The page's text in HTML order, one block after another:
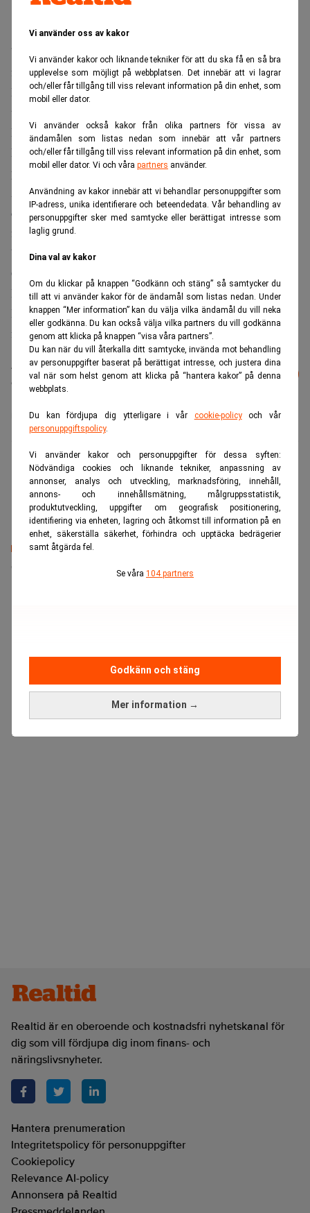
Vi använder oss av kakor
Vi använder kakor och liknande tekniker för att du ska få en så bra
upplevelse som möjligt på webbplatsen. Det innebär att vi lagrar
och/eller får tillgång till viss relevant information på din enhet, som
mobil eller dator.
Vi använder också kakor från olika partners för vissa av
ändamålen som listas nedan som innebär att vår partners
och/eller får tillgång till viss relevant information på din enhet, som
mobil eller dator. Vi och våra partners använder.
Användning av kakor innebär att vi behandlar personuppgifter som
IP-adress, unika identifierare och beteendedata. Vår behandling av
personuppgifter sker med samtycke eller berättigat intresse som
laglig grund.
Dina val av kakor
Om du klickar på knappen “Godkänn och stäng” så samtycker du
till att vi använder kakor för de ändamål som listas nedan. Under
knappen “Mer information” kan du välja vilka ändamål du vill neka
eller godkänna. Du kan också välja vilka partners du vill godkänna
genom att klicka på knappen “visa våra partners”.
Du kan när du vill återkalla ditt samtycke, invända mot behandling
av personuppgifter baserat på berättigat intresse, och justera dina
val när som helst genom att klicka på “hantera kakor” på denna
webbplats.
Du kan fördjupa dig ytterligare i vår cookie-policyoch vår
personuppgiftspolicy.
Vi använder kakor och personuppgifter för dessa syften:
Nödvändiga cookies och liknande tekniker, anpassning av
annonser, analys och utveckling, marknadsföring, innehåll,
annons- och innehållsmätning, målgruppsstatistik,
produktutveckling, uppgifter om geografisk positionering,
identifiering via enheten, lagring och åtkomst till information på en
enhet, säkerställa säkerhet, förhindra och upptäcka bedrägerier
samt åtgärda fel.
Se våra 104 partners
Mer information →
Godkänn och stäng
”Vårt avtal med Indonesien skapar nya möjligheter för
företag och lantbrukare i en stor och växande ekonomi.
Det här förser oss också med en stabil och förutsebar
tillgång till nödvändiga råvaror som är avgörande för
Europas gröna teknik och stålindustri”, säger EU-
kommissionens ordförande Ursula von der Leyen i ett
pressmeddelande.
Avtalet innebär bland annat att exporten av varor från EU,
däribland bilar och jordbruksprodukter, till Indonesien
förenklas. Enligt kommissionen kommer avtalet att
bespara EU-exportörer 600 miljoner euro per år, omkring
6,6 miljarder kronor.
Redan i juli i år meddelade von der Leyen att unionen och
Indonesien nått en ”politisk överenskommelse” om
frihandel.
Läs mer från Realtid - vårt nyhetsbrev
är kostnadsfritt:
Prenumerera
Avtal EU Frihandel
Nyhetsbyrån TT
Sveriges ledande nyhetsbyrå sedan 1921
Senaste lediga jobben
ANNONS
Realtid är en oberoende och kostnadsfri nyhetskanal för
dig som vill fördjupa dig inom finans- och
näringslivsnyheter.
Hantera prenumeration
Integritetspolicy för personuppgifter
Cookiepolicy
Relevance AI-policy
Annonsera på Realtid